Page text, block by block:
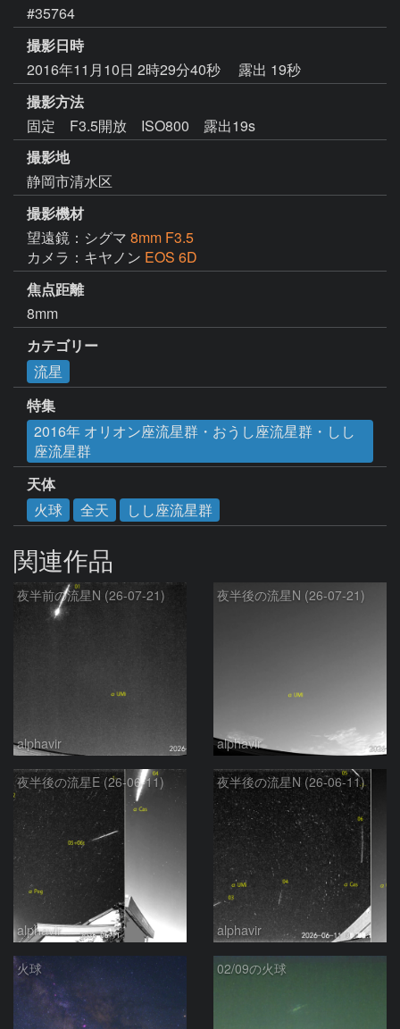
#35764
撮影日時
2016年11月10日 2時29分40秒
露出 19秒
撮影方法
固定 F3.5開放 ISO800 露出19s
撮影地
静岡市清水区
撮影機材
望遠鏡：シグマ 8mm F3.5
カメラ：キヤノン EOS 6D
焦点距離
8mm
カテゴリー
流星
特集
2016年 オリオン座流星群・おうし座流星群・しし
座流星群
天体
火球
全天 しし座流星群
関連作品
夜半前の流星N (26-07-21)
alphavir
夜半後の流星N (26-07-21)
alphavir
夜半後の流星E (26-06-11)
alphavir
夜半後の流星N (26-06-11)
alphavir
火球 02/09の火球